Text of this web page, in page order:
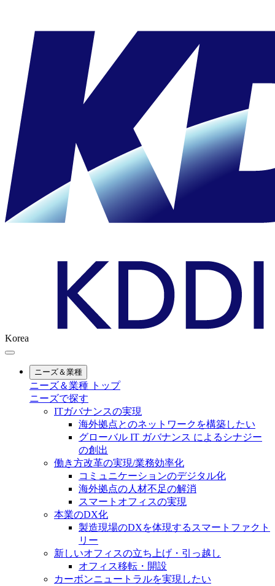
Korea
ニーズ＆業種
ニーズ＆業種 トップ
ニーズで探す
ITガバナンスの実現
海外拠点とのネットワークを構築したい
グローバル IT ガバナンス によるシナジー
の創出
働き方改革の実現/業務効率化
コミュニケーションのデジタル化
海外拠点の人材不足の解消
スマートオフィスの実現
本業のDX化
製造現場のDXを体現するスマートファクト
リー
新しいオフィスの立ち上げ・引っ越し
オフィス移転・開設
カーボンニュートラルを実現したい